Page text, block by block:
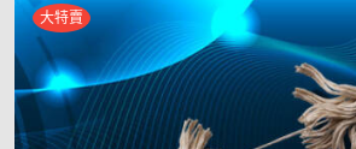
大特賣